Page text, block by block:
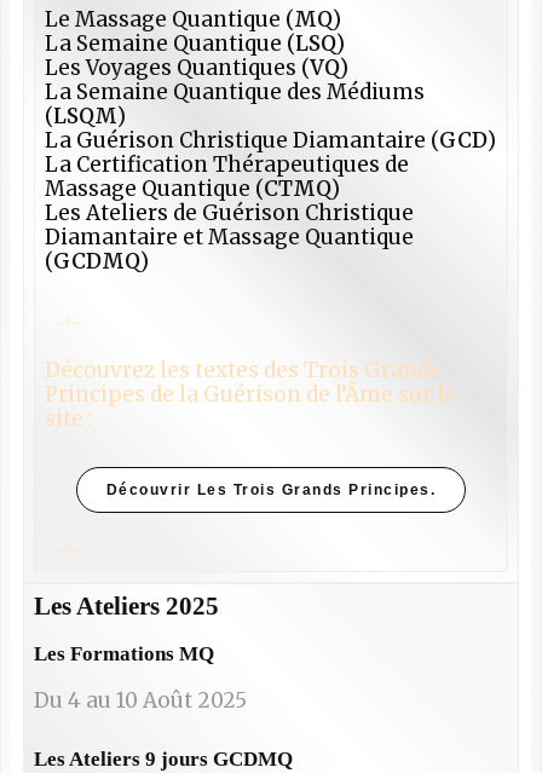
Le Massage Quantique (MQ)
La Semaine Quantique (LSQ)
Les Voyages Quantiques (VQ)
La Semaine Quantique des Médiums
(LSQM)
La Guérison Christique Diamantaire (GCD)
La Certification Thérapeutiques de
Massage Quantique (CTMQ)
Les Ateliers de Guérison Christique
Diamantaire et Massage Quantique
(GCDMQ)
Découvrez les textes des Trois Grands
Principes de la Guérison de l’Âme sur le
site :
Découvrir Les Trois Grands Principes.
Les Ateliers 2025
Les Formations MQ
Du 4 au 10 Août 2025
Les Ateliers 9 jours GCDMQ